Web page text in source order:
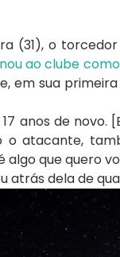
(31), o
ao clube
em sua
anos de
o atacante,
algo que quero
atrás dela de